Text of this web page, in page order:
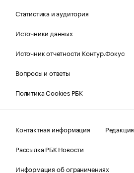
Статистика и аудитория
Источники данных
Источник отчетности Контур.Фокус
Вопросы и ответы
Политика Cookies РБК
Контактная информация
Редакция
Рассылка РБК Новости
Информация об ограничениях